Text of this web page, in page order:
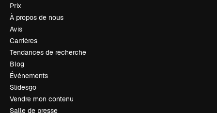
Prix
À propos de nous
Avis
Carrières
Tendances de recherche
Blog
Événements
Slidesgo
Vendre mon contenu
Salle de presse